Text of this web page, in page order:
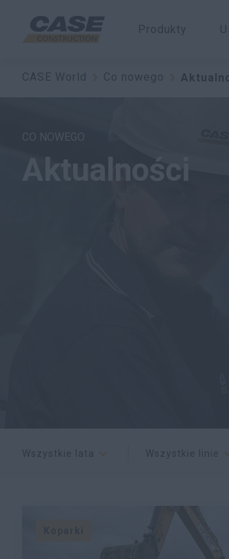
Produkty
CASE World Co nowego
CO NOWEGO
Aktualności
Wszystkie lata Wszystkie linie